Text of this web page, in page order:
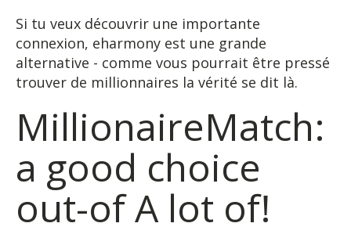
Si tu veux découvrir une importante
connexion, eharmony est une grande
alternative - comme vous pourrait être pressé
trouver de millionnaires la vérité se dit là.
MillionaireMatch:
a good choice
out-of A lot of!